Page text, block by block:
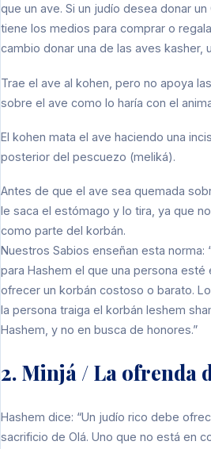
que un ave. Si un judío desea donar
tiene los medios para comprar o
cambio donar una de las aves kasher,
Trae el ave al kohen, pero no apoya
sobre el ave como lo haría con el
El kohen mata el ave haciendo una
posterior del pescuezo (meliká).
Antes de que el ave sea quemada
le saca el estómago y lo tira, ya que
como parte del korbán.
Nuestros Sabios enseñan esta norma:
para Hashem el que una persona esté
ofrecer un korbán costoso o barato.
la persona traiga el korbán leshem
Hashem, y no en busca de honores.”
2. Minjá / La ofrenda
Hashem dice: “Un judío rico debe
sacrificio de Olá. Uno que no está en